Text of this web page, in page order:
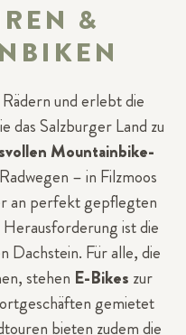
&
und erlebt die
das Salzburger Land zu
Mountainbike-
– in Filzmoos
an perfekt gepflegten
ist die
Dachstein. Für alle, die
stehen E-Bikes zur
gemietet
bieten zudem die